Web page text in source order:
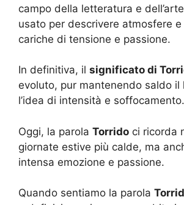
campo della letteratura e
usato per descrivere atmosfere
cariche di tensione e passione.
In definitiva, il significato di
evoluto, pur mantenendo saldo il
l’idea di intensità e soffocamento.
Oggi, la parola Torrido ci ricorda
giornate estive più calde, ma
intensa emozione e passione.
Quando sentiamo la parola